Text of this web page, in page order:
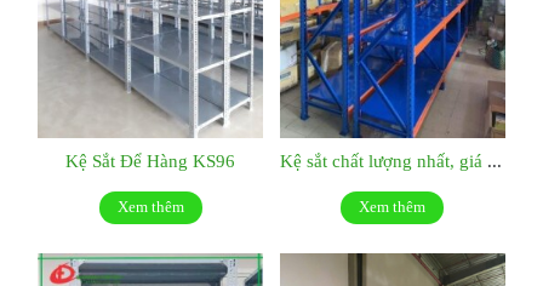
Kệ Sắt Để Hàng KS96
Xem thêm
Kệ sắt chất lượng nhất, giá tốt nhất:KS048
Xem thêm